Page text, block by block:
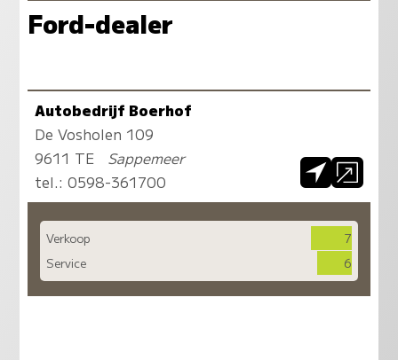
Ford-dealer
Verkoop
7
Service
6
Autobedrijf Boerhof
De Vosholen 109
9611 TE
Sappemeer
tel.:0598-361700